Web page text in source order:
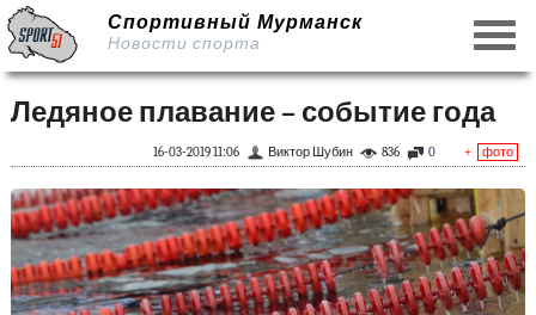
Спортивный Мурманск
Новости спорта
Ледяное плавание – событие года
+ фото
0
836
Виктор Шубин
16-03-2019 11:06